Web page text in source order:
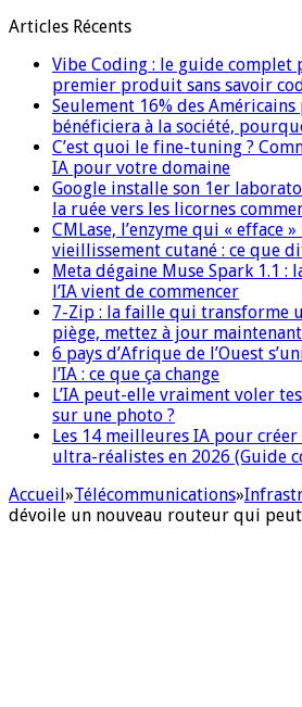
Articles Récents
Vibe Coding : le guide complet
premier produit sans savoir
Seulement 16% des Américains
bénéficiera à la société,
C’est quoi le fine-tuning ?
IA pour votre domaine
Google installe son 1er
la ruée vers les licornes
CMLase, l’enzyme qui « efface
vieillissement cutané : ce que
Meta dégaine Muse Spark 1.1 :
l’IA vient de commencer
7-Zip : la faille qui transforme
piège, mettez à jour maintenant
6 pays d’Afrique de l’Ouest
l’IA : ce que ça change
L’IA peut-elle vraiment voler
sur une photo ?
Les 14 meilleures IA pour créer
ultra-réalistes en 2026 (Guide
Accueil»Télécommunications»
dévoile un nouveau routeur qui